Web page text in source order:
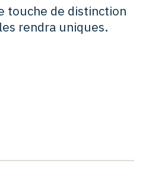
touche de distinction
rendra uniques.